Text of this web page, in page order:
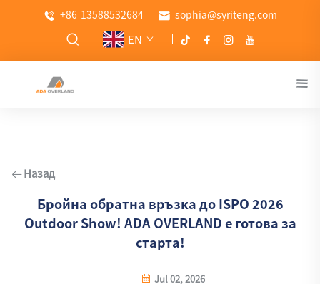
+86-13588532684 sophia@syriteng.com
EN
Назад
Бройна обратна връзка до ISPO 2026
Outdoor Show! ADA OVERLAND е готова за
старта!
Jul 02, 2026